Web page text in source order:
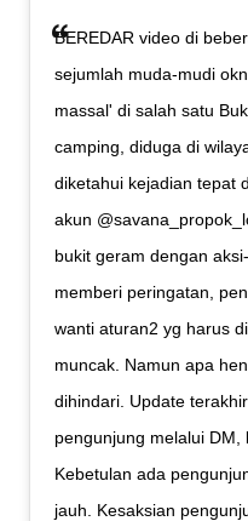
BEREDAR video di
sejumlah muda-mudi
massal' di salah satu
camping, diduga di
diketahui kejadian tepat
akun
bukit geram dengan
memberi peringatan,
wanti aturan2 yg harus
muncak. Namun apa
dihindari. Update
pengunjung melalui DM,
Kebetulan ada
jauh. Kesaksian